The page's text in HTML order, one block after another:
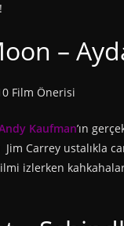
–
Kaufman’ın
Carrey ustalıkla
izlerken